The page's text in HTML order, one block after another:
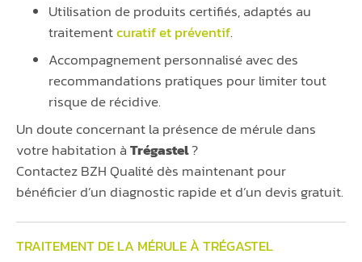
Utilisation de produits certifiés, adaptés au
traitementcuratif et préventif.
Accompagnement personnalisé avec des
recommandations pratiques pour limiter tout
risque de récidive.
Un doute concernant la présence de mérule dans
votre habitation àTrégastel?
Contactez BZH Qualité dès maintenant pour
bénéficier d’un diagnostic rapide et d’un devis gratuit.
TRAITEMENT DE LA MÉRULE À TRÉGASTEL